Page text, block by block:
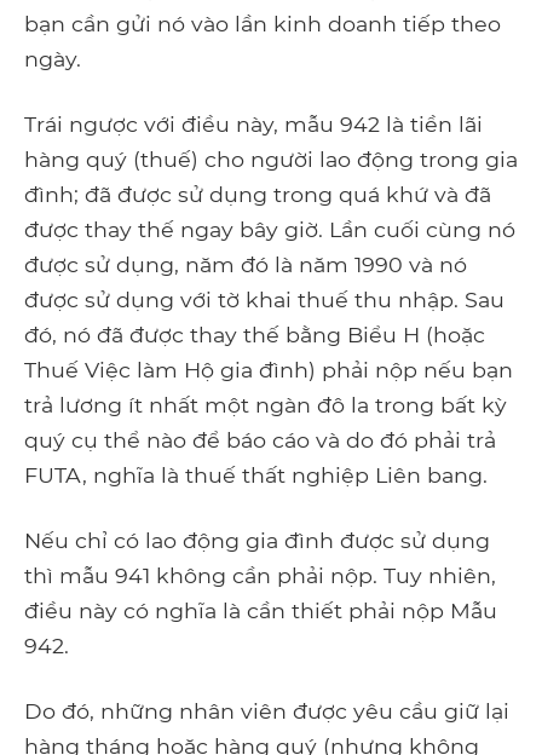
bạn cần gửi nó vào lần kinh doanh tiếp theo
ngày.
Trái ngược với điều này, mẫu 942 là tiền lãi
hàng quý (thuế) cho người lao động trong gia
đình; đã được sử dụng trong quá khứ và đã
được thay thế ngay bây giờ. Lần cuối cùng nó
được sử dụng, năm đó là năm 1990 và nó
được sử dụng với tờ khai thuế thu nhập. Sau
đó, nó đã được thay thế bằng Biểu H (hoặc
Thuế Việc làm Hộ gia đình) phải nộp nếu bạn
trả lương ít nhất một ngàn đô la trong bất kỳ
quý cụ thể nào để báo cáo và do đó phải trả
FUTA, nghĩa là thuế thất nghiệp Liên bang.
Nếu chỉ có lao động gia đình được sử dụng
thì mẫu 941 không cần phải nộp. Tuy nhiên,
điều này có nghĩa là cần thiết phải nộp Mẫu
942.
Do đó, những nhân viên được yêu cầu giữ lại
hàng tháng hoặc hàng quý (nhưng không